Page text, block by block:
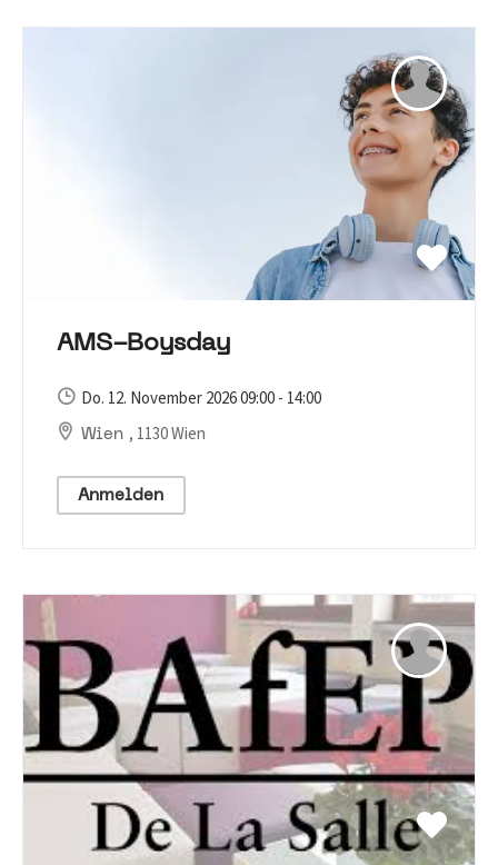
AMS-Boysday
Do. 12. November 2026 09:00 - 14:00
Wien , 1130 Wien
Anmelden